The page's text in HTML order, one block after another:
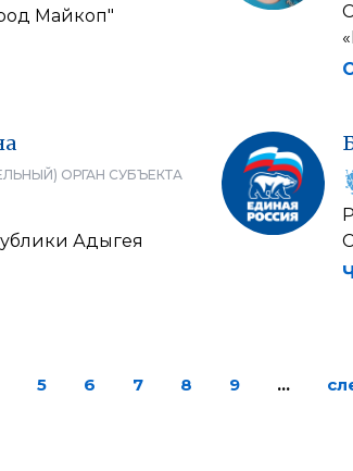
Майкоп"
ОРГАН СУБЪЕКТА
Адыгея
5 6 7 8 9 …